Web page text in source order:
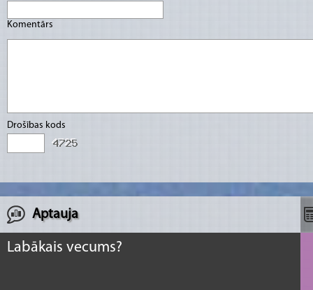
Komentārs
Drošības kods
Aptauja
Labākais vecums?